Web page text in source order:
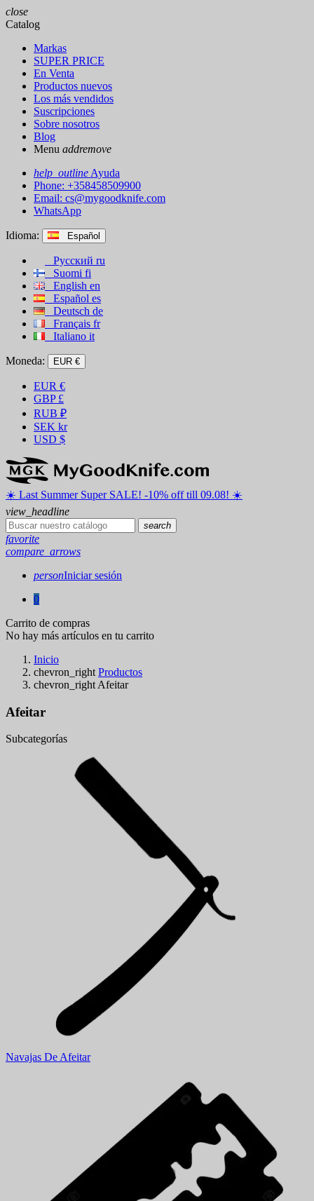
close
Catalog
Markas
SUPER PRICE
En Venta
Productos nuevos
Los más vendidos
Suscripciones
Sobre nosotros
Blog
Menu addremove
help_outline Ayuda
Phone: +358458509900
Email: cs@mygoodknife.com
WhatsApp
Idioma: Español
Русский ru
Suomi fi
English en
Español es
Deutsch de
Français fr
Italiano it
Moneda: EUR €
EUR €
GBP £
RUB ₽
SEK kr
USD $
☀️ ️Last Summer Super SALE! -10% off till 09.08! ☀️
view_headline
search
favorite
compare_arrows
personIniciar sesión
0
Carrito de compras
No hay más artículos en tu carrito
Inicio
chevron_right Productos
chevron_right Afeitar
Afeitar
Subcategorías
Navajas De Afeitar